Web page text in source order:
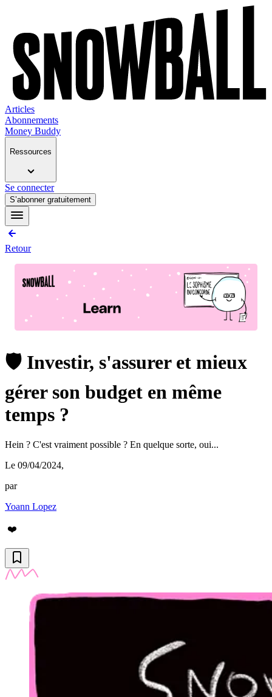
Articles
Abonnements
Money Buddy
Ressources
Se connecter
S’abonner gratuitement
Retour
🛡️ Investir, s'assurer et mieux
gérer son budget en même
temps ?
Hein ? C'est vraiment possible ? En quelque sorte, oui...
Le 09/04/2024,
par
Yoann Lopez
❤️